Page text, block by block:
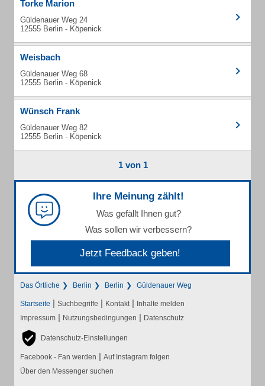
Torke Marion
Güldenauer Weg 24
12555 Berlin - Köpenick
Weisbach
Güldenauer Weg 68
12555 Berlin - Köpenick
Wünsch Frank
Güldenauer Weg 82
12555 Berlin - Köpenick
1 von 1
Ihre Meinung zählt!
Was gefällt Ihnen gut?
Was sollen wir verbessern?
Jetzt Feedback geben!
Das Örtliche Berlin Berlin Güldenauer Weg
Startseite | Suchbegriffe | Kontakt | Inhalte melden
Impressum | Nutzungsbedingungen | Datenschutz
Datenschutz-Einstellungen
Facebook - Fan werden | Auf Instagram folgen
Über den Messenger suchen